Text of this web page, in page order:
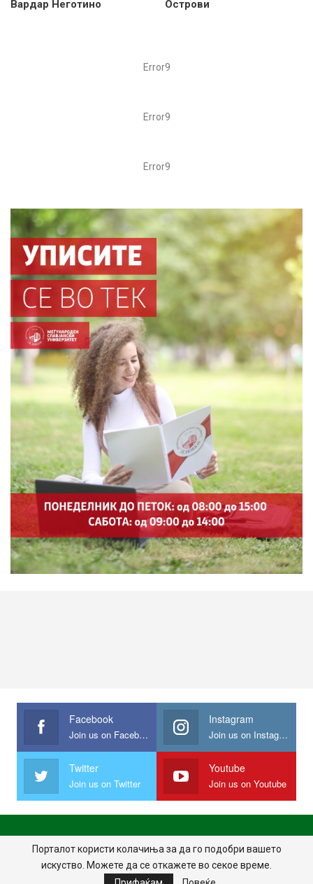
Вардар Неготино
Острови
Error9
Error9
Error9
Facebook
Join us on Facebook
Instagram
Join us on Instagram
Twitter
Join us on Twitter
Youtube
Join us on Youtube
ПОЧЕТНА ПОЛИТИКА НА ПРИВАТНОСТ
ИМПРЕСУМ
ПРАВИЛА НА КОРИСТЕЊЕ
Порталот користи колачиња за да го подобри вашето
искуство. Можете да се откажете во секое време.